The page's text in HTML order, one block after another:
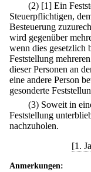
(2) [1] Ein
Steuerpflichtigen,
Besteuerung
wird gegenüber
wenn dies gesetzlich
Feststellung
dieser Personen an
eine andere Person
gesonderte
(3) Soweit in
Feststellung
nachzuholen.
[1.
Anmerkungen: